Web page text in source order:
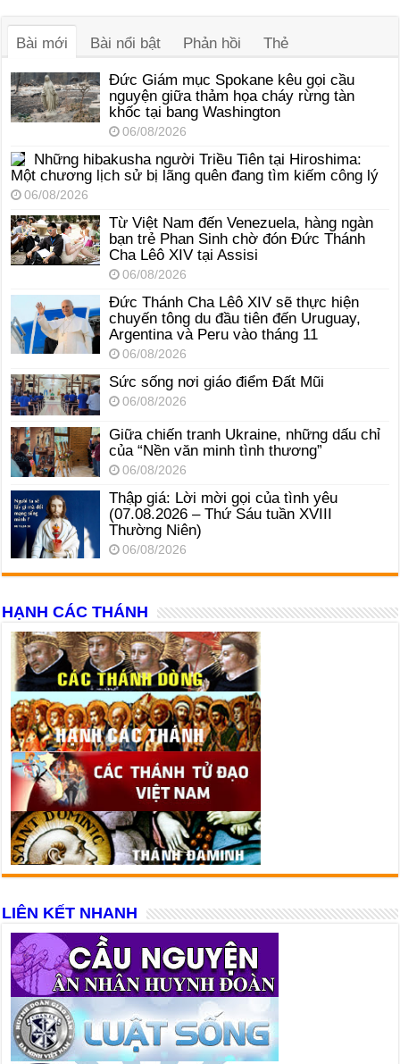
Bài mới Bài nổi bật Phản hồi Thẻ
Đức Giám mục Spokane kêu gọi cầu
nguyện giữa thảm họa cháy rừng tàn
khốc tại bang Washington
06/08/2026
Những hibakusha người Triều Tiên tại Hiroshima:
Một chương lịch sử bị lãng quên đang tìm kiếm công lý
06/08/2026
Từ Việt Nam đến Venezuela, hàng ngàn
bạn trẻ Phan Sinh chờ đón Đức Thánh
Cha Lêô XIV tại Assisi
06/08/2026
Đức Thánh Cha Lêô XIV sẽ thực hiện
chuyến tông du đầu tiên đến Uruguay,
Argentina và Peru vào tháng 11
06/08/2026
Sức sống nơi giáo điểm Đất Mũi
06/08/2026
Giữa chiến tranh Ukraine, những dấu chỉ
của “Nền văn minh tình thương”
06/08/2026
Thập giá: Lời mời gọi của tình yêu
(07.08.2026 – Thứ Sáu tuần XVIII
Thường Niên)
06/08/2026
HẠNH CÁC THÁNH
LIÊN KẾT NHANH